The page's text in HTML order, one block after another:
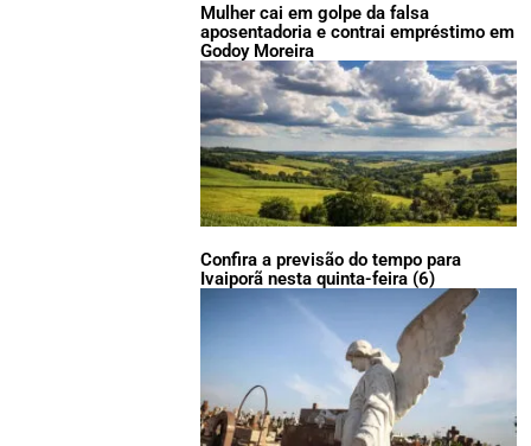
Mulher cai em golpe da falsa
aposentadoria e contrai empréstimo em
Godoy Moreira
Confira a previsão do tempo para
Ivaiporã nesta quinta-feira (6)